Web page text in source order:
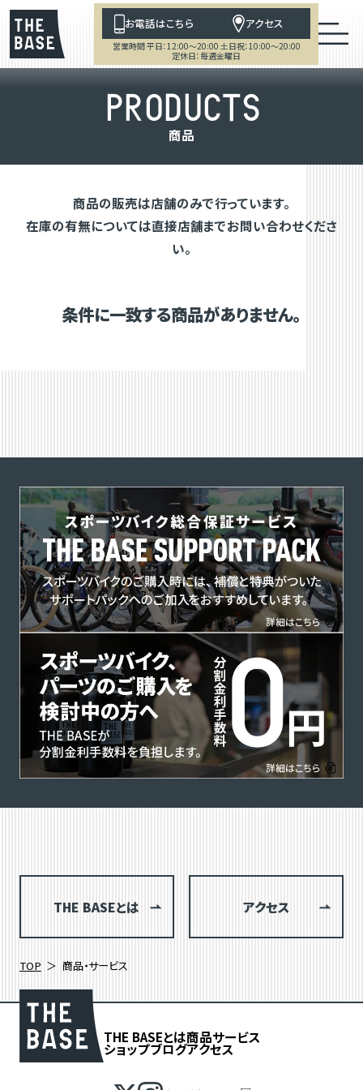
お電話はこちら アクセス
営業時間 平日：12:00～20:00 土日祝：10:00～20:00
定休日：毎週金曜日
PRODUCTS
商品
商品の販売は店舗のみで行っています。
在庫の有無については直接店舗までお問い合わせくださ
い。
条件に一致する商品がありません。
THE BASEとは アクセス
TOP 商品・サービス
THE BASEとは商品サービス
ショップブログアクセス